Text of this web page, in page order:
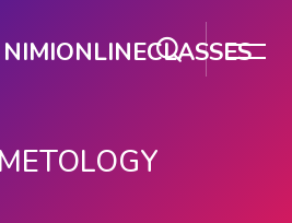
NIMIONLINECLASSES